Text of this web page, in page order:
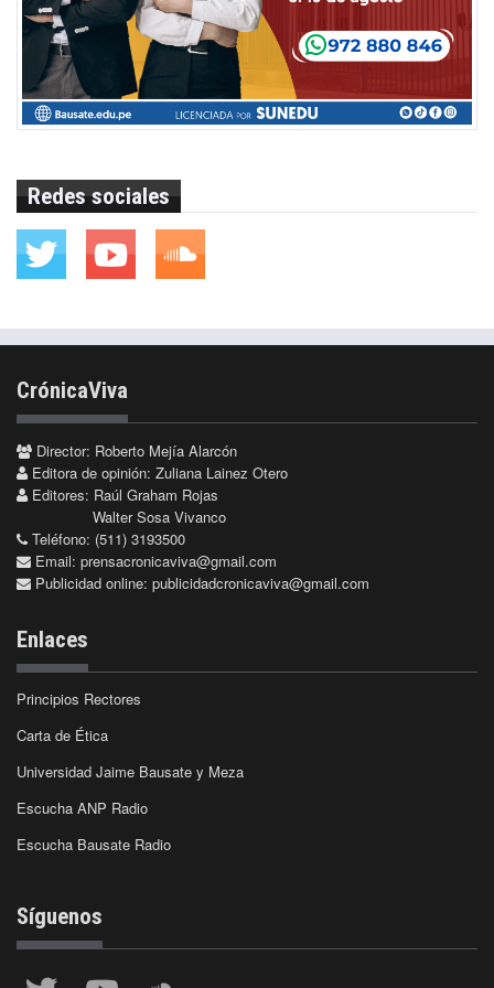
Redes sociales
CrónicaViva
Director: Roberto Mejía Alarcón
Editora de opinión: Zuliana Lainez Otero
Editores: Raúl Graham Rojas
Walter Sosa Vivanco
Teléfono: (511) 3193500
Email: prensacronicaviva@gmail.com
Publicidad online: publicidadcronicaviva@gmail.com
Enlaces
Principios Rectores
Carta de Ética
Universidad Jaime Bausate y Meza
Escucha ANP Radio
Escucha Bausate Radio
Síguenos